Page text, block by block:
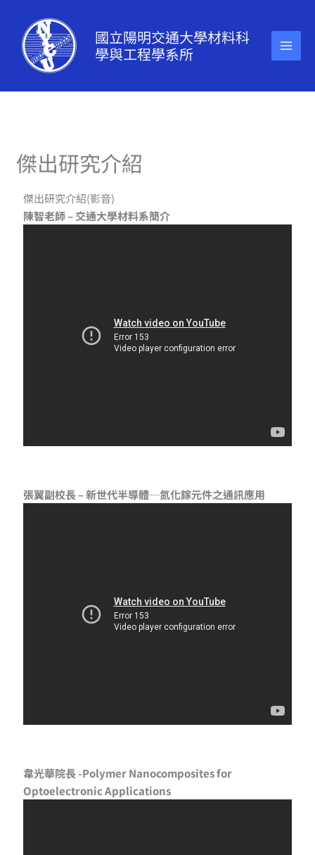
容
國立陽明交通大學材料科
學與工程學系所
傑出研究介紹
傑出研究介紹(影音)
陳智老師 – 交通大學材料系簡介
張翼副校長 – 新世代半導體─氮化鎵元件之通訊應用
韋光華院長 -Polymer Nanocomposites for
Optoelectronic Applications